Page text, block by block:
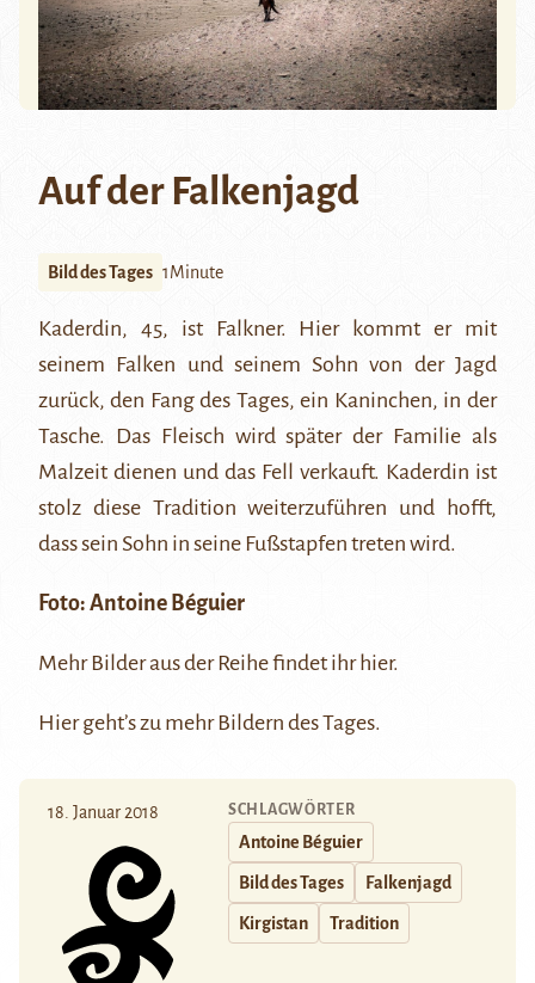
Auf der Falkenjagd
Bild des Tages 1Minute
Kaderdin, 45, ist Falkner. Hier kommt er mit
seinem Falken und seinem Sohn von der Jagd
zurück, den Fang des Tages, ein Kaninchen, in der
Tasche. Das Fleisch wird später der Familie als
Malzeit dienen und das Fell verkauft. Kaderdin ist
stolz diese Tradition weiterzuführen und hofft,
dass sein Sohn in seine Fußstapfen treten wird.
Foto: Antoine Béguier
Mehr Bilder aus der Reihe findet ihrhier.
Hiergeht’s zu mehr Bildern des Tages.
18. Januar 2018 SCHLAGWÖRTER
Antoine Béguier
Bild des Tages Falkenjagd
Kirgistan Tradition